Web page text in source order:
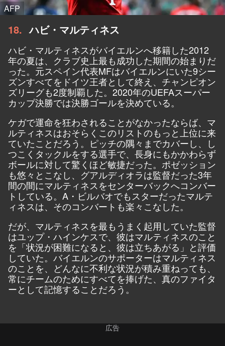
AFP
18 ハビ・マルティネス
ハビ・マルティネスがバイエルンへ移籍した2012
年の夏は、クラブ史上最も成功した期間の始まりだ
った。元スペイン代表MFはバイエルンにいた9シー
ズンすべてをドイツ王者として終え、チャンピオン
ズリーグも2度制覇した。2020年のUEFAスーパー
カップ決勝では決勝ゴールを決めている。
ケガで運命を狂わされることがなかったならば、マ
ルティネスはおそらくこのリストのもっと上位に来
ていたことだろう。ピッチの隅々までカバーし、し
つこくタックルをする選手で、長身にもかかわらず
ボールに対して驚くほど敏捷だった。ポゼッション
も悠々とこなし、グアルディオラは監督だった3年
間の間にマルティネスをセンターバックへコンバー
トしている。A・ビルバオでもスターだったマルテ
ィネスは、そのコンバートも楽々こなした。
だが、マルティネスを最もうまく起用していた監督
はユップ・ハインケスで、彼はマルティネスのこと
を「状況が困難になると、彼は立ちあがる」と評価
していた。バイエルンのサポーターはマルティネス
のことを、どんなに不利な状況が積み重ねっても、
常にチームのためにすべてを捧げた、真のファイタ
ーとして記憶することだろう。